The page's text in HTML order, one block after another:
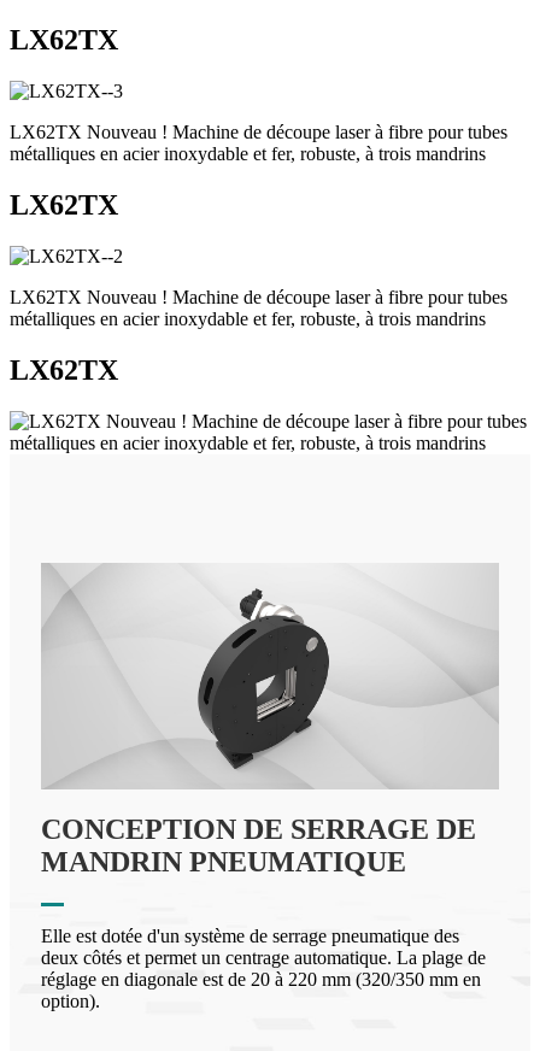
LX62TX
LX62TX Nouveau ! Machine de découpe laser à fibre pour tubes
métalliques en acier inoxydable et fer, robuste, à trois mandrins
LX62TX
LX62TX Nouveau ! Machine de découpe laser à fibre pour tubes
métalliques en acier inoxydable et fer, robuste, à trois mandrins
LX62TX
CONCEPTION DE SERRAGE DE
MANDRIN PNEUMATIQUE
Elle est dotée d'un système de serrage pneumatique des
deux côtés et permet un centrage automatique. La plage de
réglage en diagonale est de 20 à 220 mm (320/350 mm en
option).